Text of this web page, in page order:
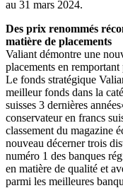
au 31 mars 2024.
Des prix renommés
matière de placements
Valiant démontre une
placements en
Le fonds stratégique
meilleur fonds dans la
suisses 3 dernières
conservateur en francs
classement du magazine
nouveau décerner trois
numéro 1 des banques
en matière de qualité et
parmi les meilleures